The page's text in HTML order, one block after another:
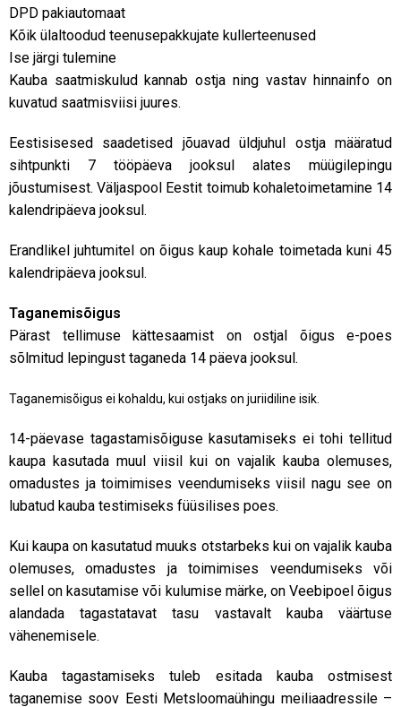
DPD pakiautomaat
Kõik ülaltoodud teenusepakkujate kullerteenused
Ise järgi tulemine
Kauba saatmiskulud kannab ostja ning vastav hinnainfo on
kuvatud saatmisviisi juures.
Eestisisesed saadetised jõuavad üldjuhul ostja määratud
sihtpunkti 7 tööpäeva jooksul alates müügilepingu
jõustumisest. Väljaspool Eestit toimub kohaletoimetamine 14
kalendripäeva jooksul.
Erandlikel juhtumitel on õigus kaup kohale toimetada kuni 45
kalendripäeva jooksul.
Taganemisõigus
Pärast tellimuse kättesaamist on ostjal õigus e-poes
sõlmitud lepingust taganeda 14 päeva jooksul.
Taganemisõigus ei kohaldu, kui ostjaks on juriidiline isik.
14-päevase tagastamisõiguse kasutamiseks ei tohi tellitud
kaupa kasutada muul viisil kui on vajalik kauba olemuses,
omadustes ja toimimises veendumiseks viisil nagu see on
lubatud kauba testimiseks füüsilises poes.
Kui kaupa on kasutatud muuks otstarbeks kui on vajalik kauba
olemuses, omadustes ja toimimises veendumiseks või
sellel on kasutamise või kulumise märke, on Veebipoel õigus
alandada tagastatavat tasu vastavalt kauba väärtuse
vähenemisele.
Kauba tagastamiseks tuleb esitada kauba ostmisest
taganemise soov Eesti Metsloomaühingu meiliaadressile –